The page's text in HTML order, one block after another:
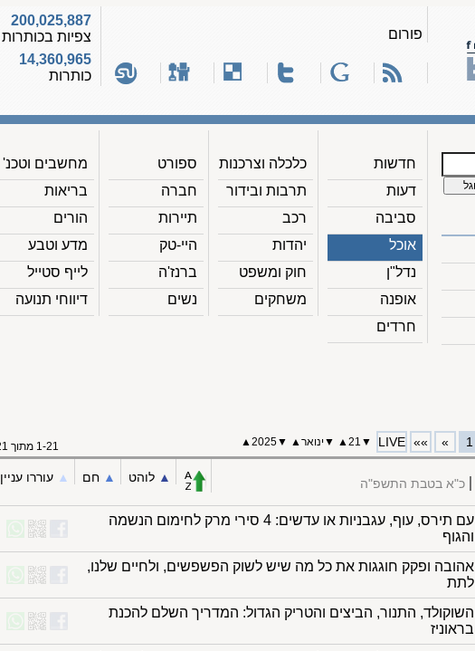
פורום
200,025,887
צפיות בכותרות
14,360,965
כותרות
חדשות
דעות
סביבה
אוכל
נדל"ן
אופנה
חרדים
כלכלה וצרכנות
תרבות ובידור
רכב
יהדות
חוק ומשפט
משחקים
ספורט
חברה
תיירות
היי-טק
ברנז'ה
נשים
מחשבים וטכנ'
בריאות
הורים
מדע וטבע
לייף סטייל
דיווחי תנועה
1
»
»»
LIVE
▼
21
▲
▼ינואר▲
▼
2025
▲ 1-21 מתוך 21
כ"א בטבת התשפ"ה ▲︎ לוהט ▲︎ חם ▲︎ עוררו עניין
עם תירס, עוף, עגבניות או עדשים: 4 סירי מרק לחימום הנשמה
והגוף
אהובה ופקק חוגגות את כל מה שיש לשוק הפשפשים, ולחיים שלנו,
לתת
השוקולד, התנור, הביצים והטריק הגדול: המדריך השלם להכנת
בראוניז